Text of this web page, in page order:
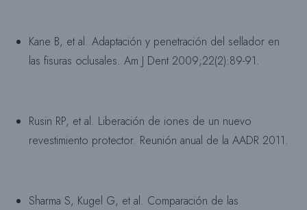
Kane B, et al. Adaptación y penetración del sellador en
las fisuras oclusales. Am J Dent 2009;22(2):89-91.
Rusin RP, et al. Liberación de iones de un nuevo
revestimiento protector. Reunión anual de la AADR 2011.
Sharma S, Kugel G, et al. Comparación de las